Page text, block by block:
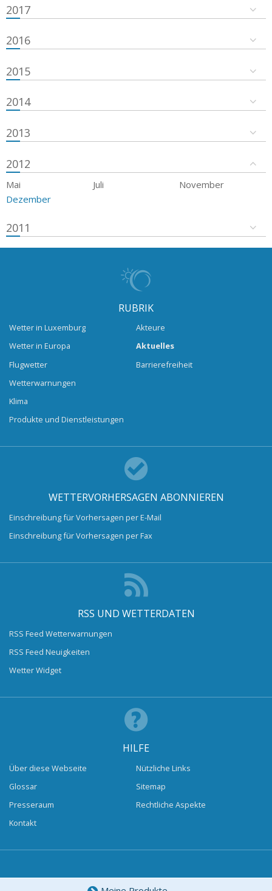
2017
2016
2015
2014
2013
2012
Mai Juli
November
Dezember
2011
RUBRIK
Wetter in Luxemburg
Wetter in Europa
Flugwetter
Wetterwarnungen
Klima
Produkte und Dienstleistungen
Akteure
Aktuelles
Barrierefreiheit
WETTERVORHERSAGEN ABONNIEREN
Einschreibung für Vorhersagen per E-Mail
Einschreibung für Vorhersagen per Fax
RSS UND WETTERDATEN
RSS Feed Wetterwarnungen
RSS Feed Neuigkeiten
Wetter Widget
HILFE
Über diese Webseite
Glossar
Presseraum
Kontakt
Nützliche Links
Sitemap
Rechtliche Aspekte